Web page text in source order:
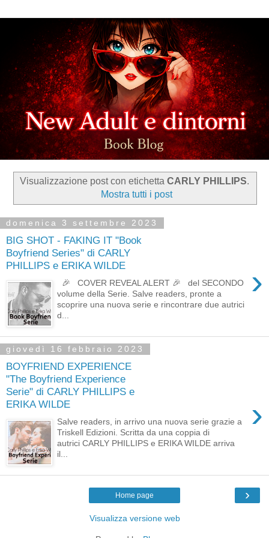
Visualizzazione post con etichetta CARLY PHILLIPS.
Mostra tutti i post
domenica 3 settembre 2023
BIG SHOT - FAKING IT "Book
Boyfriend Series" di CARLY
PHILLIPS e ERIKA WILDE
›
🎉 COVER REVEAL ALERT 🎉 del SECONDO
volume della Serie. Salve readers, pronte a
scoprire una nuova serie e rincontrare due autrici
d...
giovedì 16 febbraio 2023
BOYFRIEND EXPERIENCE
"The Boyfriend Experience
Serie" di CARLY PHILLIPS e
ERIKA WILDE
›
Salve readers, in arrivo una nuova serie grazie a
Triskell Edizioni. Scritta da una coppia di
autrici CARLY PHILLIPS e ERIKA WILDE arriva
il...
›
Home page
Visualizza versione web